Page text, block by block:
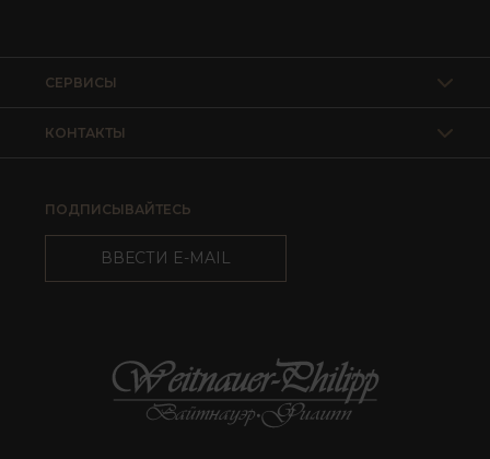
КОНТАКТЫ
СЕРВИСЫ
ПОДПИСЫВАЙТЕСЬ
ВВЕСТИ E-MAIL